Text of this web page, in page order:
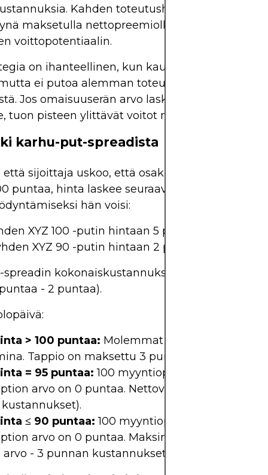
Kahden toteutushinnan välinen
maksetulla nettopreemiolla määrittää
voittopotentiaalin.
on ihanteellinen, kun kauppias uskoo
ei putoa alemman toteutushinnan
Jos omaisuuserän arvo laskee alemman
tuon pisteen ylittävät voitot menetetään.
karhu-put-spreadista
sijoittaja uskoo, että osakkeen XYZ, jonka
puntaa, hinta laskee seuraavan kuukauden
hän voisi:
XYZ 100 -putin hintaan 5 puntaa
XYZ 90 -putin hintaan 2 puntaa
kokonaiskustannukset eli nettoveloitus
- 2 puntaa).
> 100 puntaa: Molemmat optiot vanhenevat
Tappio on maksettu 3 punnan preemio.
= 95 puntaa: 100 myyntioption arvo on 5
arvo on 0 puntaa. Nettovoitto: 2 puntaa (5
≤ 90 puntaa: 100 myyntioption arvo on 10
arvo on 0 puntaa. Maksimivoitto: 7 puntaa
- 3 punnan kustannukset).